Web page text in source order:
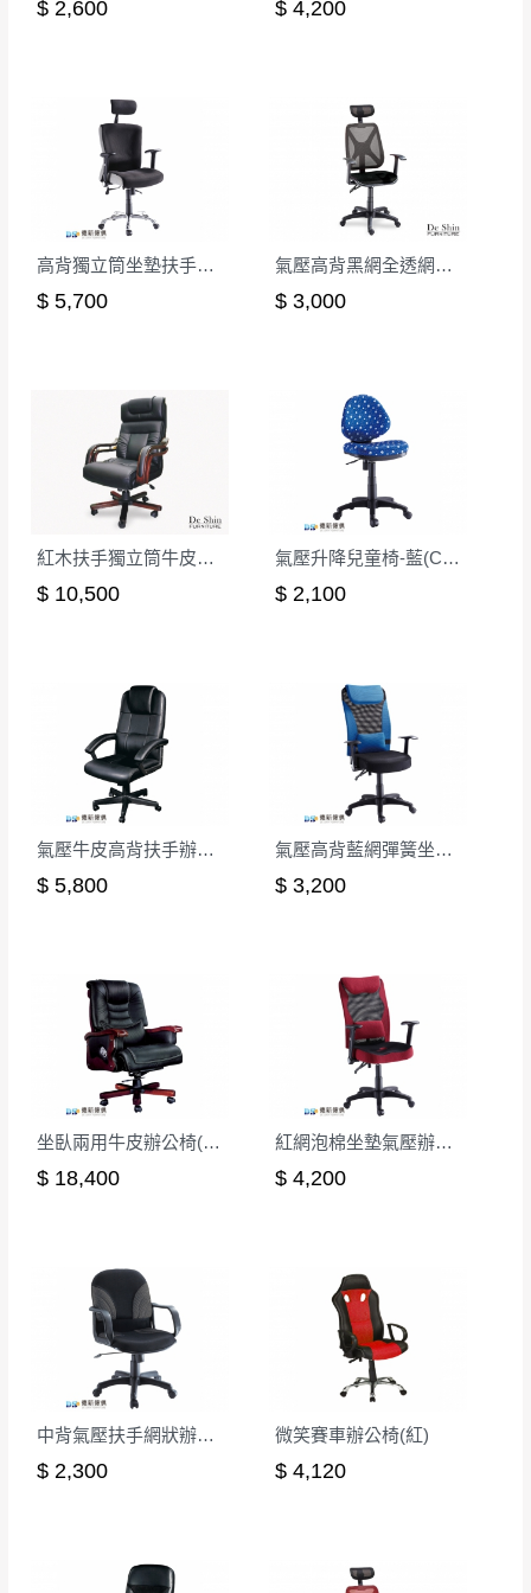
本司貨車運送如因路況不佳、天候惡劣、過於偏遠之
山區內等，或收貨地點搬運過於困難等因素，導致無
法順利配送，本公司除了盡最大努力完成配送外，視
狀況保有出貨的權利。
需以吊車或其他的吊掛方式吊運，費用將由買方自行
支付。
再與您通知，讓您不用整天在家等貨，以免浪費你的
寶貴時間。
如遇自然災害、政府宣布之災害警報等不可抗力情
事，而危及運送人員輸送之安全，本司得視狀況延後
或停止運送服務。
百貨公司配送暫無法配合開店前、閉店後時段，並送
至百貨公司卸貨區為限，恕無法送至指定樓面。
詳細尺寸以實品為主。
須保持商品全新狀態與完整包裝。鑑賞期間
若發生非本司因素致使之汙損破壞，恕無法
辦理退換貨。
台北市、新北市地區固定每周(三)、(日)兩天
收送貨，敬請見諒！
期，商品使用年限，因客人使用習慣、居家
行吸收(另事先與消費者報價，消費者同意將
會進行維修)。
到貨7日內為鑑賞期(注意:鑑賞期非試用期)，
若非商品品質瑕疵問題於鑑賞期內退貨之情
有商品一年保固之服務。
殺價，商品均已最低價格售出
，且在特定時日會給
予折扣，請密切注意。
日內若未接獲您的匯款或轉帳通知，商品將不
予保留(訂單自動取消)。
無回收家具服務，若需回收家具可聯絡當地請清
潔隊回收,免付費清運專線：0800-085-717。
$ 2,600 $ 4,200
高背獨立筒坐墊扶手辦公椅
$ 5,700
氣壓高背黑網全透網布辦公椅
$ 3,000
紅木扶手獨立筒牛皮辦公椅
$ 10,500
氣壓升降兒童椅-藍(CK-007)
$ 2,100
氣壓牛皮高背扶手辦公椅(CK-593)
$ 5,800
氣壓高背藍網彈簧坐墊辦公椅
$ 3,200
坐臥兩用牛皮辦公椅(CK-801)
$ 18,400
紅網泡棉坐墊氣壓辦公椅
$ 4,200
中背氣壓扶手網狀辦公椅-灰
$ 2,300
微笑賽車辦公椅(紅)
$ 4,120